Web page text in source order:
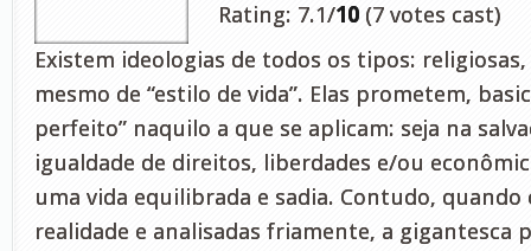
Rating: 7.1/10 (7 votes cast)
Existem ideologias de todos os tipos:
mesmo de “estilo de vida”. Elas prometem,
perfeito” naquilo a que se aplicam: seja na
igualdade de direitos, liberdades e/ou
uma vida equilibrada e sadia. Contudo, quando
realidade e analisadas friamente, a gigantesca